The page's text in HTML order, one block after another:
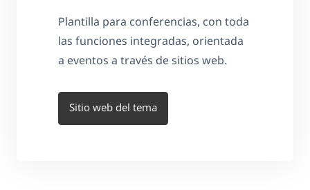
Plantilla para conferencias, con toda
las funciones integradas, orientada
a eventos a través de sitios web.
Sitio web del tema